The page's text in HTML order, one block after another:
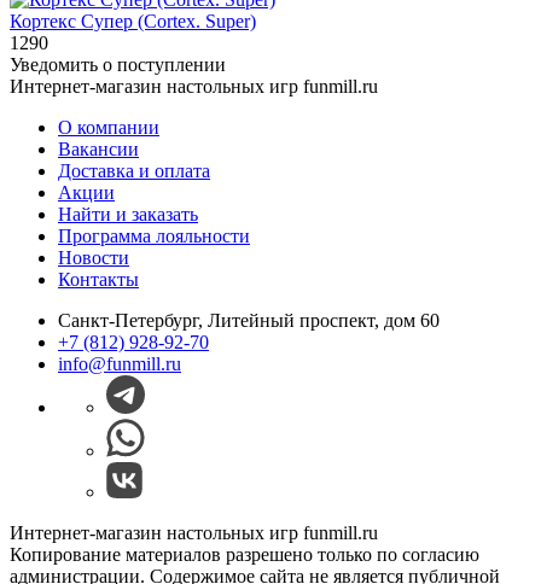
Кортекс Супер (Cortex. Super)
1290
Уведомить о поступлении
Интернет-магазин настольных игр funmill.ru
О компании
Вакансии
Доставка и оплата
Акции
Найти и заказать
Программа лояльности
Новости
Контакты
Санкт-Петербург, Литейный проспект, дом 60
+7 (812) 928-92-70
info@funmill.ru
Интернет-магазин настольных игр funmill.ru
Копирование материалов разрешено только по согласию
администрации. Содержимое сайта не является публичной